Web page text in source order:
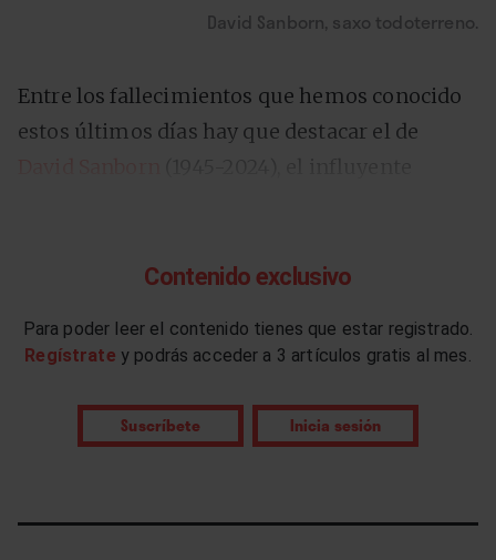
David Sanborn, saxo todoterreno.
Entre los fallecimientos que hemos conocido
estos últimos días hay que destacar el de
falleció el domingo, 12 de mayo, a los 78 años
próstata con complicaciones”
, según informó
redes sociales. Su eclecticismo lo llevó,
inicialmente, a formar parte en los sesenta de
participó en el festival de Woodstock en 1969,
Contenido exclusivo
Para poder leer el contenido tienes que estar registrado.
Regístrate y podrás acceder a 3 artículos gratis al mes.
Suscríbete Inicia sesión